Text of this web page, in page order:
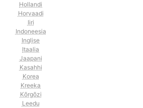
Hollandi
Horvaadi
Iiri
Indoneesia
Inglise
Itaalia
Jaapani
Kasahhi
Korea
Kreeka
Kõrgõzi
Leedu